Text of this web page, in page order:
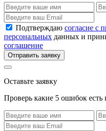
Подтверждаю согласие с
персональных данных и
соглашение
Отправить заявку
Оставьте заявку
Проверь какие 5 ошибок